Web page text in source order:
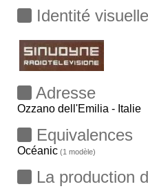
Identité visuelle
Adresse
Ozzano dell'Emilia - Italie
Equivalences
Océanic (1 modèle)
La production